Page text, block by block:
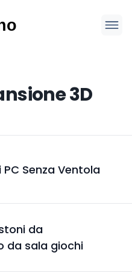
3D
PC Senza Ventola
da
da sala giochi